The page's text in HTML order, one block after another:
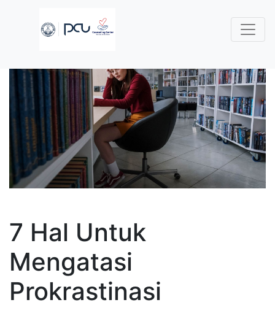
7 Hal Untuk
Mengatasi
Prokrastinasi